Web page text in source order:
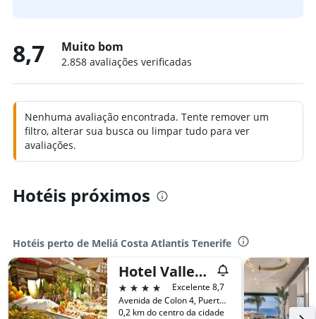
8,7 Muito bom
2.858 avaliações verificadas
Nenhuma avaliação encontrada. Tente remover um
filtro, alterar sua busca ou limpar tudo para ver
avaliações.
Hotéis próximos
Hotéis perto de Meliá Costa Atlantis Tenerife
Hotel Vallemar
4 estrelas
Excelente 8,7
Avenida de Colon 4, Puerto de la Cruz, Tenerife, Espanha
0,2 km do centro da cidade